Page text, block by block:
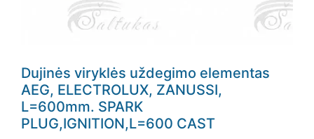
Dujinės viryklės uždegimo elementas
AEG, ELECTROLUX, ZANUSSI,
L=600mm. SPARK
PLUG,IGNITION,L=600 CAST